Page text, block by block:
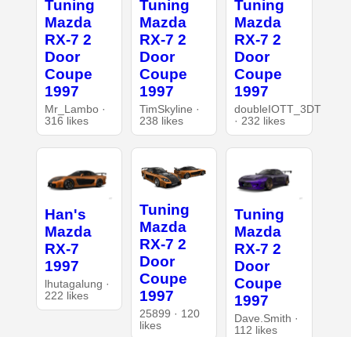
Tuning
Mazda
RX-7 2
Door
Coupe
1997
Mr_Lambo ·
316 likes
Tuning
Mazda
RX-7 2
Door
Coupe
1997
TimSkyline ·
238 likes
Tuning
Mazda
RX-7 2
Door
Coupe
1997
doubleIOTT_3DT
· 232 likes
Han's
Mazda
RX-7
1997
lhutagalung ·
222 likes
Tuning
Mazda
RX-7 2
Door
Coupe
1997
25899 · 120
likes
Tuning
Mazda
RX-7 2
Door
Coupe
1997
Dave.Smith ·
112 likes